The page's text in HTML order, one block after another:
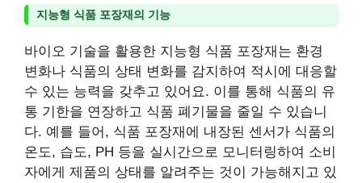
지능형 식품 포장재의 기능
바이오 기술을 활용한 지능형 식품 포장재는 환경
변화나 식품의 상태 변화를 감지하여 적시에 대응할
수 있는 능력을 갖추고 있어요. 이를 통해 식품의 유
통 기한을 연장하고 식품 폐기물을 줄일 수 있습니
다. 예를 들어, 식품 포장재에 내장된 센서가 식품의
온도, 습도, PH 등을 실시간으로 모니터링하여 소비
자에게 제품의 상태를 알려주는 것이 가능해지고 있